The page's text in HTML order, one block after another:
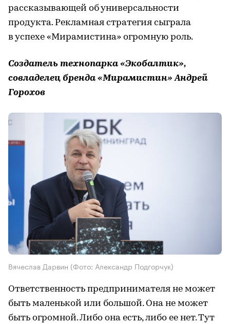
рассказывающей об универсальности
продукта. Рекламная стратегия сыграла
в успехе «Мирамистина» огромную роль.
Создатель технопарка «Экобалтик»,
совладелец бренда «Мирамистин» Андрей
Горохов
Вячеслав Дарвин (Фото: Александр Подгорчук)
Ответственность предпринимателя не может
быть маленькой или большой. Она не может
быть огромной. Либо она есть, либо ее нет. Тут